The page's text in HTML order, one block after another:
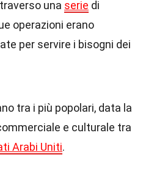
una serie di
operazioni erano
per servire i bisogni dei
tra i più popolari, data la
e culturale tra
Arabi Uniti.